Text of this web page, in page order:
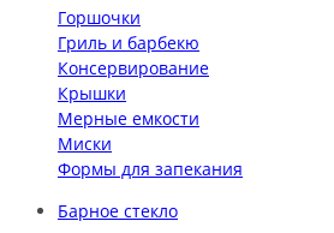
Горшочки
Гриль и барбекю
Консервирование
Крышки
Мерные емкости
Миски
Формы для запекания
Барное стекло